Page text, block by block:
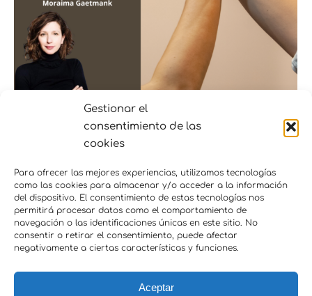
Gestionar el
consentimiento de las
cookies
Para ofrecer las mejores experiencias, utilizamos tecnologías
como las cookies para almacenar y/o acceder a la información
del dispositivo. El consentimiento de estas tecnologías nos
permitirá procesar datos como el comportamiento de
navegación o las identificaciones únicas en este sitio. No
consentir o retirar el consentimiento, puede afectar
negativamente a ciertas características y funciones.
Aceptar
Contact Improvisation
El cuerpo como conexión contigo y
continuo autoconocimiento El objetivo
desarrollar la confianza, le escucha no
verbal, la responsabilidad y la presencia
total en el momento. Poder enfrentarte a
lo desconocido y…